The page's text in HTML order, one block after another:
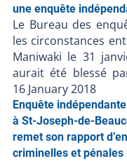
une enquête
Le Bureau des
les circonstances
Maniwaki le 31
aurait été blessé
justice de Maniwaki.
communiqués au
00, une altercation
spécial et un
s’emparer du bâton
16 January 2018
Enquête
à St-Joseph-de-
remet son rapport
criminelles et pénales